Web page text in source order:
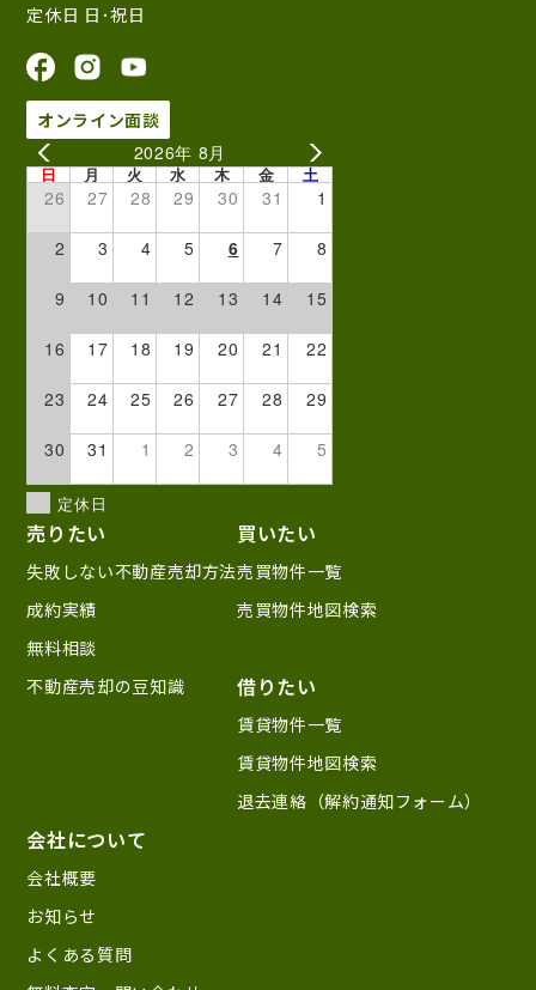
定休日 日･祝日
オンライン面談
2026年 8月
日 月 火 水 木 金 土
26 27 28 29 30 31 1
2 3 4 5 6 7 8
9 10 11 12 13 14 15
16 17 18 19 20 21 22
23 24 25 26 27 28 29
30 31 1 2 3 4 5
定休日
売りたい
失敗しない不動産売却方法
成約実績
無料相談
不動産売却の豆知識
買いたい
売買物件一覧
売買物件地図検索
借りたい
賃貸物件一覧
賃貸物件地図検索
退去連絡（解約通知フォーム）
会社について
会社概要
お知らせ
よくある質問